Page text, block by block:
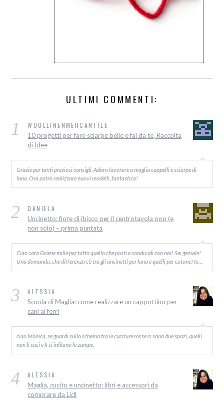
ULTIMI COMMENTI:
1 WOOLLINENMERCANTILE
10 progetti per fare sciarpe belle e fai da te, Raccolta
di Idee
Grazie per tanti preziosi consigli. Adoro lavorare a maglia cappelli e sciarpe di
lana. Ora potrò realizzare nuovi modelli, fantastico!
2 DANIELA
Uncinetto: fiore di ibisco per il centrotavola pop (e
non solo) – prima puntata
Ciao cara Grazie mille per tutto quello che posti e condividi con noi! Sei geniale!
Una domanda: che differenza c’è tra gli uncinetti per lana e quelli per cotone? Io…
3 ALESSIA
Scuola di Maglia: come realizzare un cappottino per
cani ai ferri
ciao Monica, se guardi sullo schema tra le cuciture rosse ci sono due spazi, quelli
non li cuci e lì si infilano le zampe.
4 ALESSIA
Maglia, cucito e uncinetto: libri e accessori da
comprare da Lidl